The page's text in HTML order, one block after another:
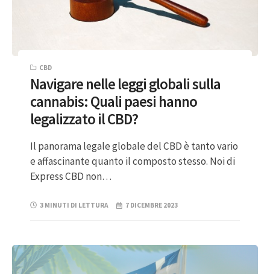
CBD
Navigare nelle leggi globali sulla
cannabis: Quali paesi hanno
legalizzato il CBD?
Il panorama legale globale del CBD è tanto vario
e affascinante quanto il composto stesso. Noi di
Express CBD non…
3 MINUTI DI LETTURA 7 DICEMBRE 2023